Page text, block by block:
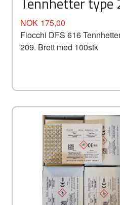
Pris
NOK 175,00
Fiocchi DFS 616
209. Brett med 100stk
Kjøp